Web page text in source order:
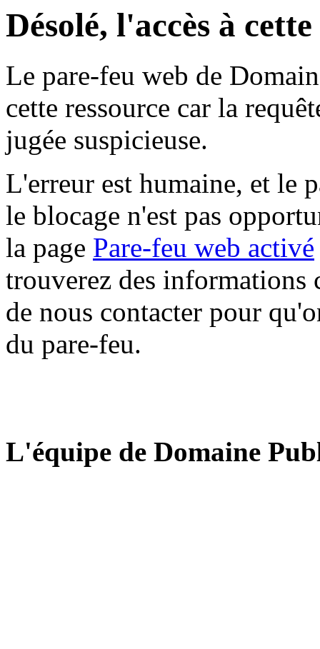
Désolé, l'accès à
Le pare-feu web de
cette ressource car la
jugée suspicieuse.
L'erreur est humaine, et le
le blocage n'est pas
la page Pare-feu web activé
trouverez des informations
de nous contacter pour
du pare-feu.
L'équipe de Domaine